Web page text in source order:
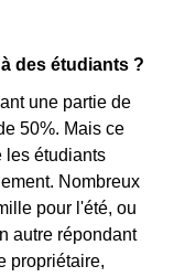
des étudiants ?
une partie de
50%. Mais ce
les étudiants
Nombreux
pour l'été, ou
autre répondant
propriétaire,